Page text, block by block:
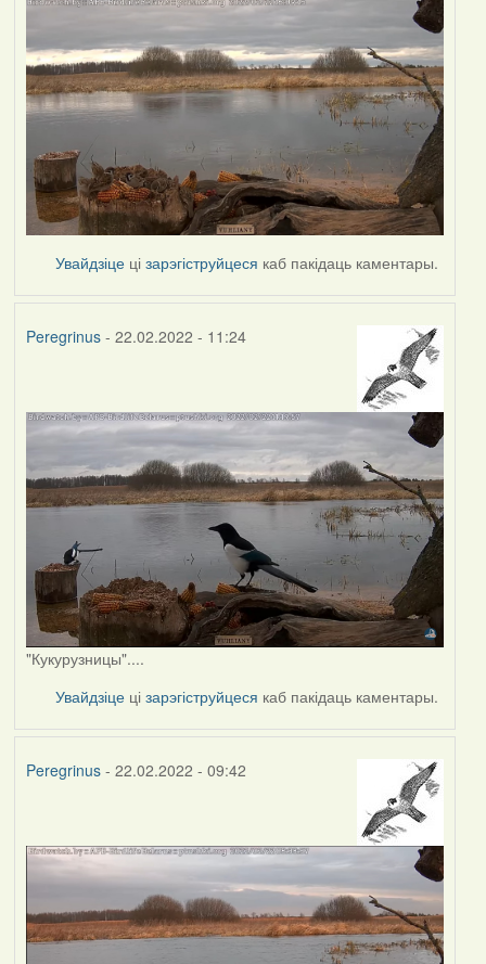
Увайдзіце цізарэгіструйцеся каб пакідаць каментары.
Peregrinus- 22.02.2022 - 11:24
"Кукурузницы"....
Увайдзіце цізарэгіструйцеся каб пакідаць каментары.
Peregrinus- 22.02.2022 - 09:42